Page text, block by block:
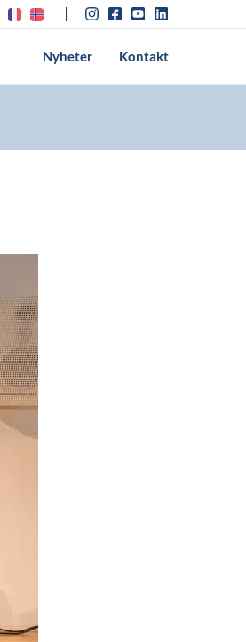
Nyheter Kontakt